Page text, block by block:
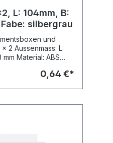
L: 104mm, B:
silbergrau
und
2 Aussenmass: L:
mm Material: ABS
Grösse: B 3
0,64 €*